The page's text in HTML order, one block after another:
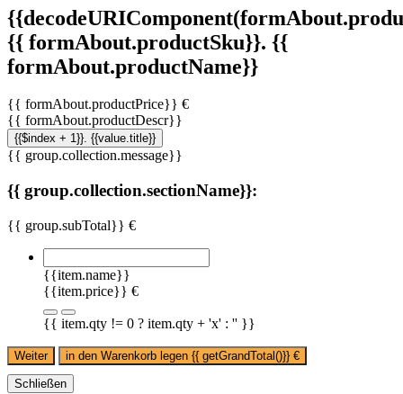
{{ formAbout.productSku}}. {{
formAbout.productName}}
{{ formAbout.productPrice}} €
{{ formAbout.productDescr}}
{{$index + 1}}. {{value.title}}
{{ group.collection.message}}
{{ group.collection.sectionName}}:
{{ group.subTotal}} €
{{item.name}}
{{item.price}} €
{{ item.qty != 0 ? item.qty + 'x' : '' }}
Weiter in den Warenkorb legen {{ getGrandTotal()}} €
Schließen